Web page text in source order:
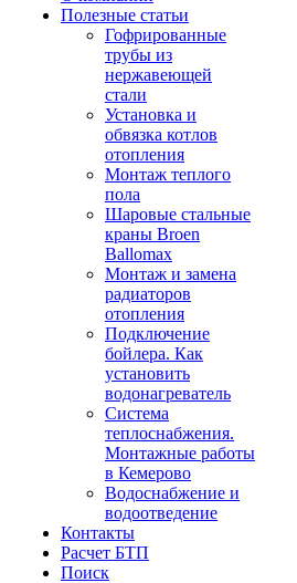
Полезные статьи
Гофрированные
трубы из
нержавеющей
стали
Установка и
обвязка котлов
отопления
Монтаж теплого
пола
Шаровые стальные
краны Broen
Ballomax
Монтаж и замена
радиаторов
отопления
Подключение
бойлера. Как
установить
водонагреватель
Система
теплоснабжения.
Монтажные работы
в Кемерово
Водоснабжение и
водоотведение
Контакты
Расчет БТП
Поиск